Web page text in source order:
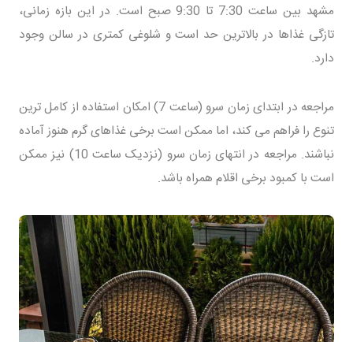
مشهد بین ساعت 7:30 تا 9:30 صبح است. در این بازه زمانی،
تازگی غذاها در بالاترین حد است و شلوغی کمتری در سالن وجود
دارد.
مراجعه در ابتدای زمان سرو (ساعت 7) امکان استفاده از کامل ترین
تنوع را فراهم می کند، اما ممکن است برخی غذاهای گرم هنوز آماده
نباشند. مراجعه در انتهای زمان سرو (نزدیک ساعت 10) نیز ممکن
است با کمبود برخی اقلام همراه باشد.